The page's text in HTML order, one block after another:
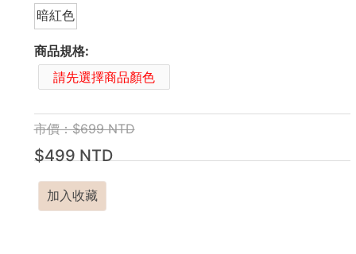
暗紅色
商品規格:
請先選擇商品顏色
市價：$699 NTD
$499 NTD
加入收藏